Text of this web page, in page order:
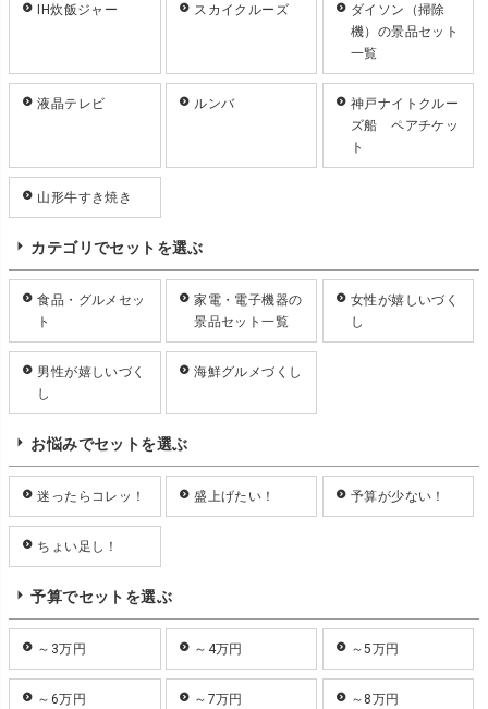
IH炊飯ジャー スカイクルーズ
ダイソン（掃除
機）の景品セット
一覧
液晶テレビ ルンバ
神戸ナイトクルー
ズ船 ペアチケッ
ト
山形牛すき焼き
カテゴリでセットを選ぶ
食品・グルメセッ
ト
家電・電子機器の
景品セット一覧
女性が嬉しいづく
し
男性が嬉しいづく
し
海鮮グルメづくし
お悩みでセットを選ぶ
迷ったらコレッ！ 盛上げたい！ 予算が少ない！
ちょい足し！
予算でセットを選ぶ
～3万円 ～4万円 ～5万円
～6万円 ～7万円 ～8万円